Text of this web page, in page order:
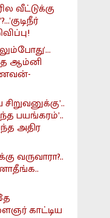
வீட்டுக்கு
ஆம்னி
பயங்கரம்’..
அதிர
வருவாரா?..
காட்டிய